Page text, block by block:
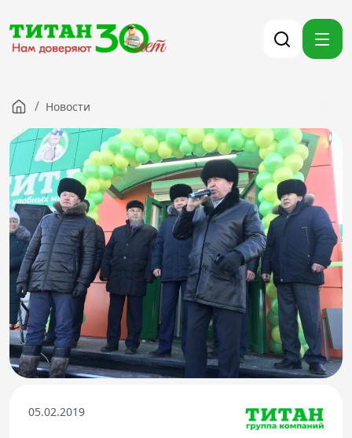
Компания
Партнерам
Тендеры
Вакансии
Новости
Контакты
Версия для слабовидящих
8 (3012) 411-099
Телефон доверия
/ Новости
05.02.2019